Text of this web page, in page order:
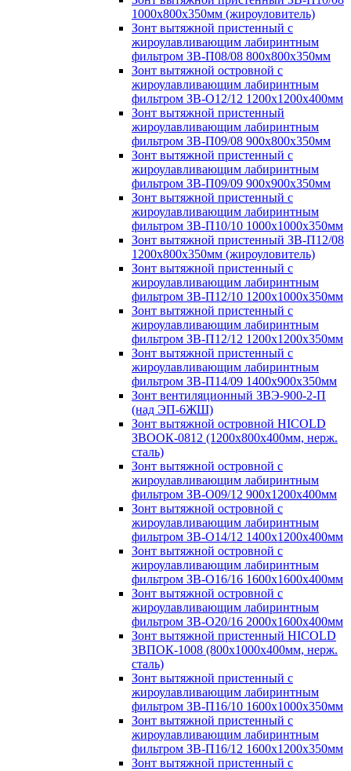
1000х800х350мм (жироуловитель)
Зонт вытяжной пристенный с
жироулавливающим лабиринтным
фильтром ЗВ-П08/08 800х800х350мм
Зонт вытяжной островной с
жироулавливающим лабиринтным
фильтром ЗВ-О12/12 1200х1200х400мм
Зонт вытяжной пристенный
жироулавливающим лабиринтным
фильтром ЗВ-П09/08 900х800х350мм
Зонт вытяжной пристенный с
жироулавливающим лабиринтным
фильтром ЗВ-П09/09 900х900х350мм
Зонт вытяжной пристенный с
жироулавливающим лабиринтным
фильтром ЗВ-П10/10 1000х1000х350мм
Зонт вытяжной пристенный ЗВ-П12/08
1200х800х350мм (жироуловитель)
Зонт вытяжной пристенный с
жироулавливающим лабиринтным
фильтром ЗВ-П12/10 1200х1000х350мм
Зонт вытяжной пристенный с
жироулавливающим лабиринтным
фильтром ЗВ-П12/12 1200х1200х350мм
Зонт вытяжной пристенный с
жироулавливающим лабиринтным
фильтром ЗВ-П14/09 1400х900х350мм
Зонт вентиляционный ЗВЭ-900-2-П
(над ЭП-6ЖШ)
Зонт вытяжной островной HICOLD
ЗВООК-0812 (1200х800x400мм, нерж.
сталь)
Зонт вытяжной островной с
жироулавливающим лабиринтным
фильтром ЗВ-О09/12 900х1200х400мм
Зонт вытяжной островной с
жироулавливающим лабиринтным
фильтром ЗВ-О14/12 1400х1200х400мм
Зонт вытяжной островной с
жироулавливающим лабиринтным
фильтром ЗВ-О16/16 1600х1600х400мм
Зонт вытяжной островной с
жироулавливающим лабиринтным
фильтром ЗВ-О20/16 2000х1600х400мм
Зонт вытяжной пристенный HICOLD
ЗВПОК-1008 (800х1000х400мм, нерж.
сталь)
Зонт вытяжной пристенный с
жироулавливающим лабиринтным
фильтром ЗВ-П16/10 1600х1000х350мм
Зонт вытяжной пристенный с
жироулавливающим лабиринтным
фильтром ЗВ-П16/12 1600х1200х350мм
Зонт вытяжной пристенный с